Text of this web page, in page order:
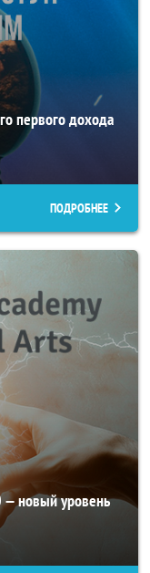
первого дохода
ПОДРОБНЕЕ
— новый уровень